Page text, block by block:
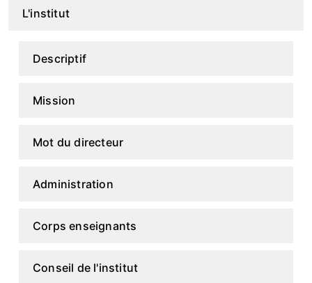
L'institut
Descriptif
Mission
Mot du directeur
Administration
Corps enseignants
Conseil de l'institut